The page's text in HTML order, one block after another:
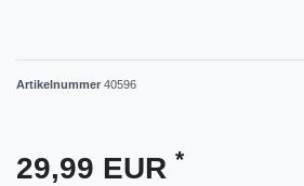
Artikelnummer 40596
29,99 EUR *